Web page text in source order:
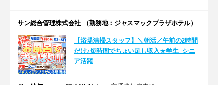
サン総合管理株式会社 （勤務地：ジャスマックプラザホテル）
【浴場清掃スタッフ】＼朝活／午前の2時間
だけ♪短時間でちょい足し収入★学生~シニ
ア活躍